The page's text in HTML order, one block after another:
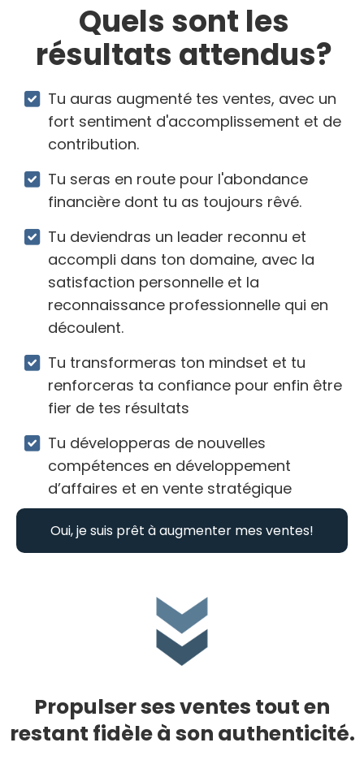
Quels sont les
résultats attendus?
Tu auras augmenté tes ventes, avec un
fort sentiment d'accomplissement et de
contribution.
Tu seras en route pour l'abondance
financière dont tu as toujours rêvé.
Tu deviendras un leader reconnu et
accompli dans ton domaine, avec la
satisfaction personnelle et la
reconnaissance professionnelle qui en
découlent.
Tu transformeras ton mindset et tu
renforceras ta confiance pour enfin être
fier de tes résultats
Tu développeras de nouvelles
compétences en développement
d’affaires et en vente stratégique
Oui, je suis prêt à augmenter mes ventes!
Propulser ses ventes tout en
restant fidèle à son authenticité.